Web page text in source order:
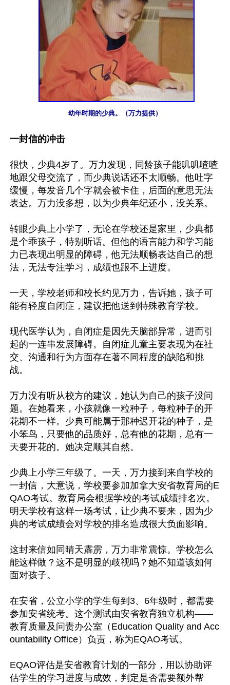
幼年时期的少典。（万力提供）
一封信的冲击
很快，少典4岁了。万力发现，同龄孩子能叽叽喳喳
地跟父母交流了，而少典说话还不太顺畅。他吐字
缓慢，每发音几个字就会被卡住，后面的意思无法
表达。万力没多想，以为少典年纪还小，没关系。
转眼少典上小学了，无论在学校还是家里，少典都
是个乖孩子，特别听话。但他的语言能力和学习能
力已表现出明显的障碍，他无法顺畅表达自己的想
法，无法专注学习，成绩也跟不上进度。
一天，学校老师和校长约见万力，告诉她，孩子可
能有轻度自闭症，建议把他送到特殊教育学校。
现代医学认为，自闭症是因先天脑部异常，进而引
起的一连串发展障碍。自闭症儿童主要表现为在社
交、沟通和行为方面存在著不同程度的缺陷和挑
战。
万力没有听从校方的建议，她认为自己的孩子没问
题。在她看来，小孩就像一粒种子，每粒种子的开
花期不一样。少典可能属于那种迟开花的种子，是
小笨鸟，只要他的品质好，总有他的花期，总有一
天要开花的。她决定顺其自然。
少典上小学三年级了。一天，万力接到来自学校的
一封信，大意说，学校要参加加拿大安省教育局的E
QAO考试。教育局会根据学校的考试成绩排名次。
明天学校有这样一场考试，让少典不要来，因为少
典的考试成绩会对学校的排名造成很大负面影响。
这封来信如同晴天霹雳，万力非常震惊。学校怎么
能这样做？这不是明显的歧视吗？她不知道该如何
面对孩子。
在安省，公立小学的学生每到3、6年级时，都需要
参加安省统考。这个测试由安省教育独立机构——
教育质量及问责办公室（Education Quality and Acc
ountability Office）负责，称为EQAO考试。
EQAO评估是安省教育计划的一部分，用以协助评
估学生的学习进度与成效，判定是否需要额外帮